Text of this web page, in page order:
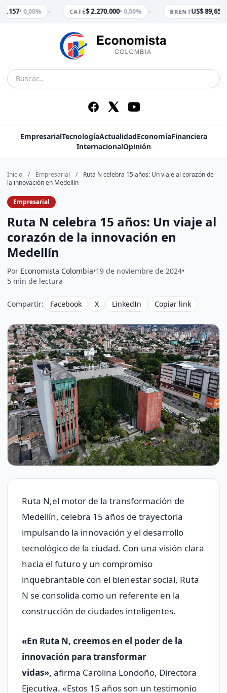
• 0,00% CAFÉ$ 2.270.000• 0,00% BRENTUS$ 89,65•
EmpresarialTecnologíaActualidadEconomíaFinanciera
InternacionalOpinión
Inicio / Empresarial /
Ruta N celebra 15 años: Un viaje al corazón de
la innovación en Medellín
Empresarial
Ruta N celebra 15 años: Un viaje al
corazón de la innovación en
Medellín
Por Economista Colombia•19 de noviembre de 2024•
5 min de lectura
Compartir: Facebook X LinkedIn Copiar link
Ruta N,el motor de la transformación de
Medellín, celebra 15 años de trayectoria
impulsando la innovación y el desarrollo
tecnológico de la ciudad. Con una visión clara
hacia el futuro y un compromiso
inquebrantable con el bienestar social, Ruta
N se consolida como un referente en la
construcción de ciudades inteligentes.
«En Ruta N, creemos en el poder de la
innovación para transformar
vidas», afirma Carolina Londoño, Directora
Ejecutiva. «Estos 15 años son un testimonio